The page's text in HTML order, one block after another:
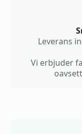
Leverans
Vi erbjuder